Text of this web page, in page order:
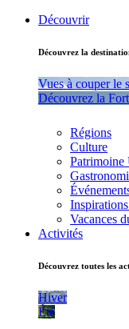
Découvrir
Découvrez la
Vues à couper le
Découvrez la
Régions
Culture
Vacances
Activités
Découvrez toutes les
Hiver
Été